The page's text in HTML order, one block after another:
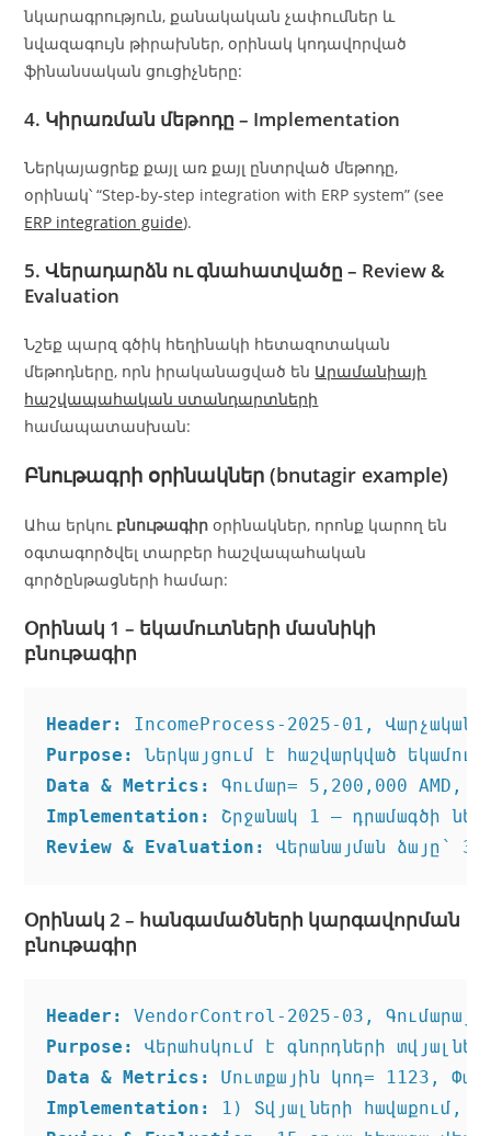
նկարագրություն, քանակական ‌չափումներ և
նվազագույն թիրախներ, օրինակ կոդավորված
ֆինանսական ցուցիչները:
4. Կիրառման մեթոդը – Implementation
Ներկայացրեք քայլ առ քայլ ընտրված մեթոդը,
օրինակ՝ “Step‑by‑step integration with ERP system” (see
ERP integration guide).
5. Վերադարձն ու գնահատվածը – Review &
Evaluation
Նշեք պարզ գծիկ հեղինակի հետազոտական
մեթոդները, որն իրականացված են Արամանիայի
հաշվապահական ստանդարտների
համապատասխան:
Բնութագրի օրինակներ (bnutagir example)
Ահա երկու բնութագիր օրինակներ, որոնք կարող են
օգտագործվել տարբեր հաշվապահական
գործընթացների համար:
Օրինակ 1 – եկամուտների մասնիկի
բնութագիր
Header:
Purpose:
Data & Metrics:
Implementation:
Review & Evaluation:
Օրինակ 2 – հանգամածների կարգավորման
բնութագիր
Header:
Purpose:
Data & Metrics:
Implementation: